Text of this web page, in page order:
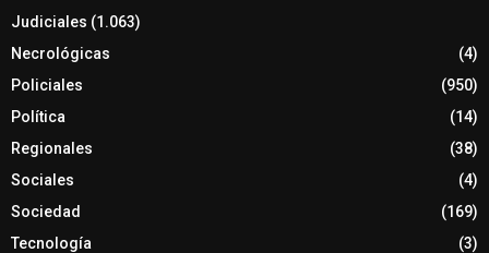
Judiciales (1.063)
Necrológicas
(4)
Policiales
(950)
Política
(14)
Regionales
(38)
Sociales
(4)
Sociedad
(169)
Tecnología
(3)